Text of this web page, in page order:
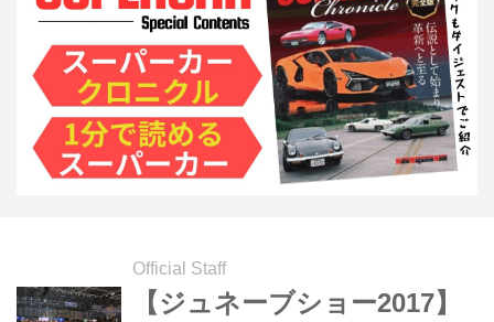
Official Staff
【ジュネーブショー2017】